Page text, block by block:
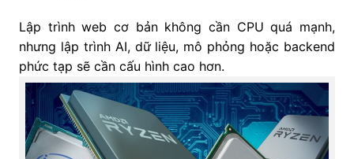
Lập trình web cơ bản không cần CPU quá mạnh,
nhưng lập trình AI, dữ liệu, mô phỏng hoặc backend
phức tạp sẽ cần cấu hình cao hơn.